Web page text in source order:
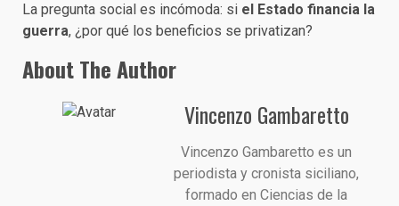
La pregunta social es incómoda: si el Estado financia la
guerra, ¿por qué los beneficios se privatizan?
About The Author
Vincenzo Gambaretto
Vincenzo Gambaretto es un
periodista y cronista siciliano,
formado en Ciencias de la